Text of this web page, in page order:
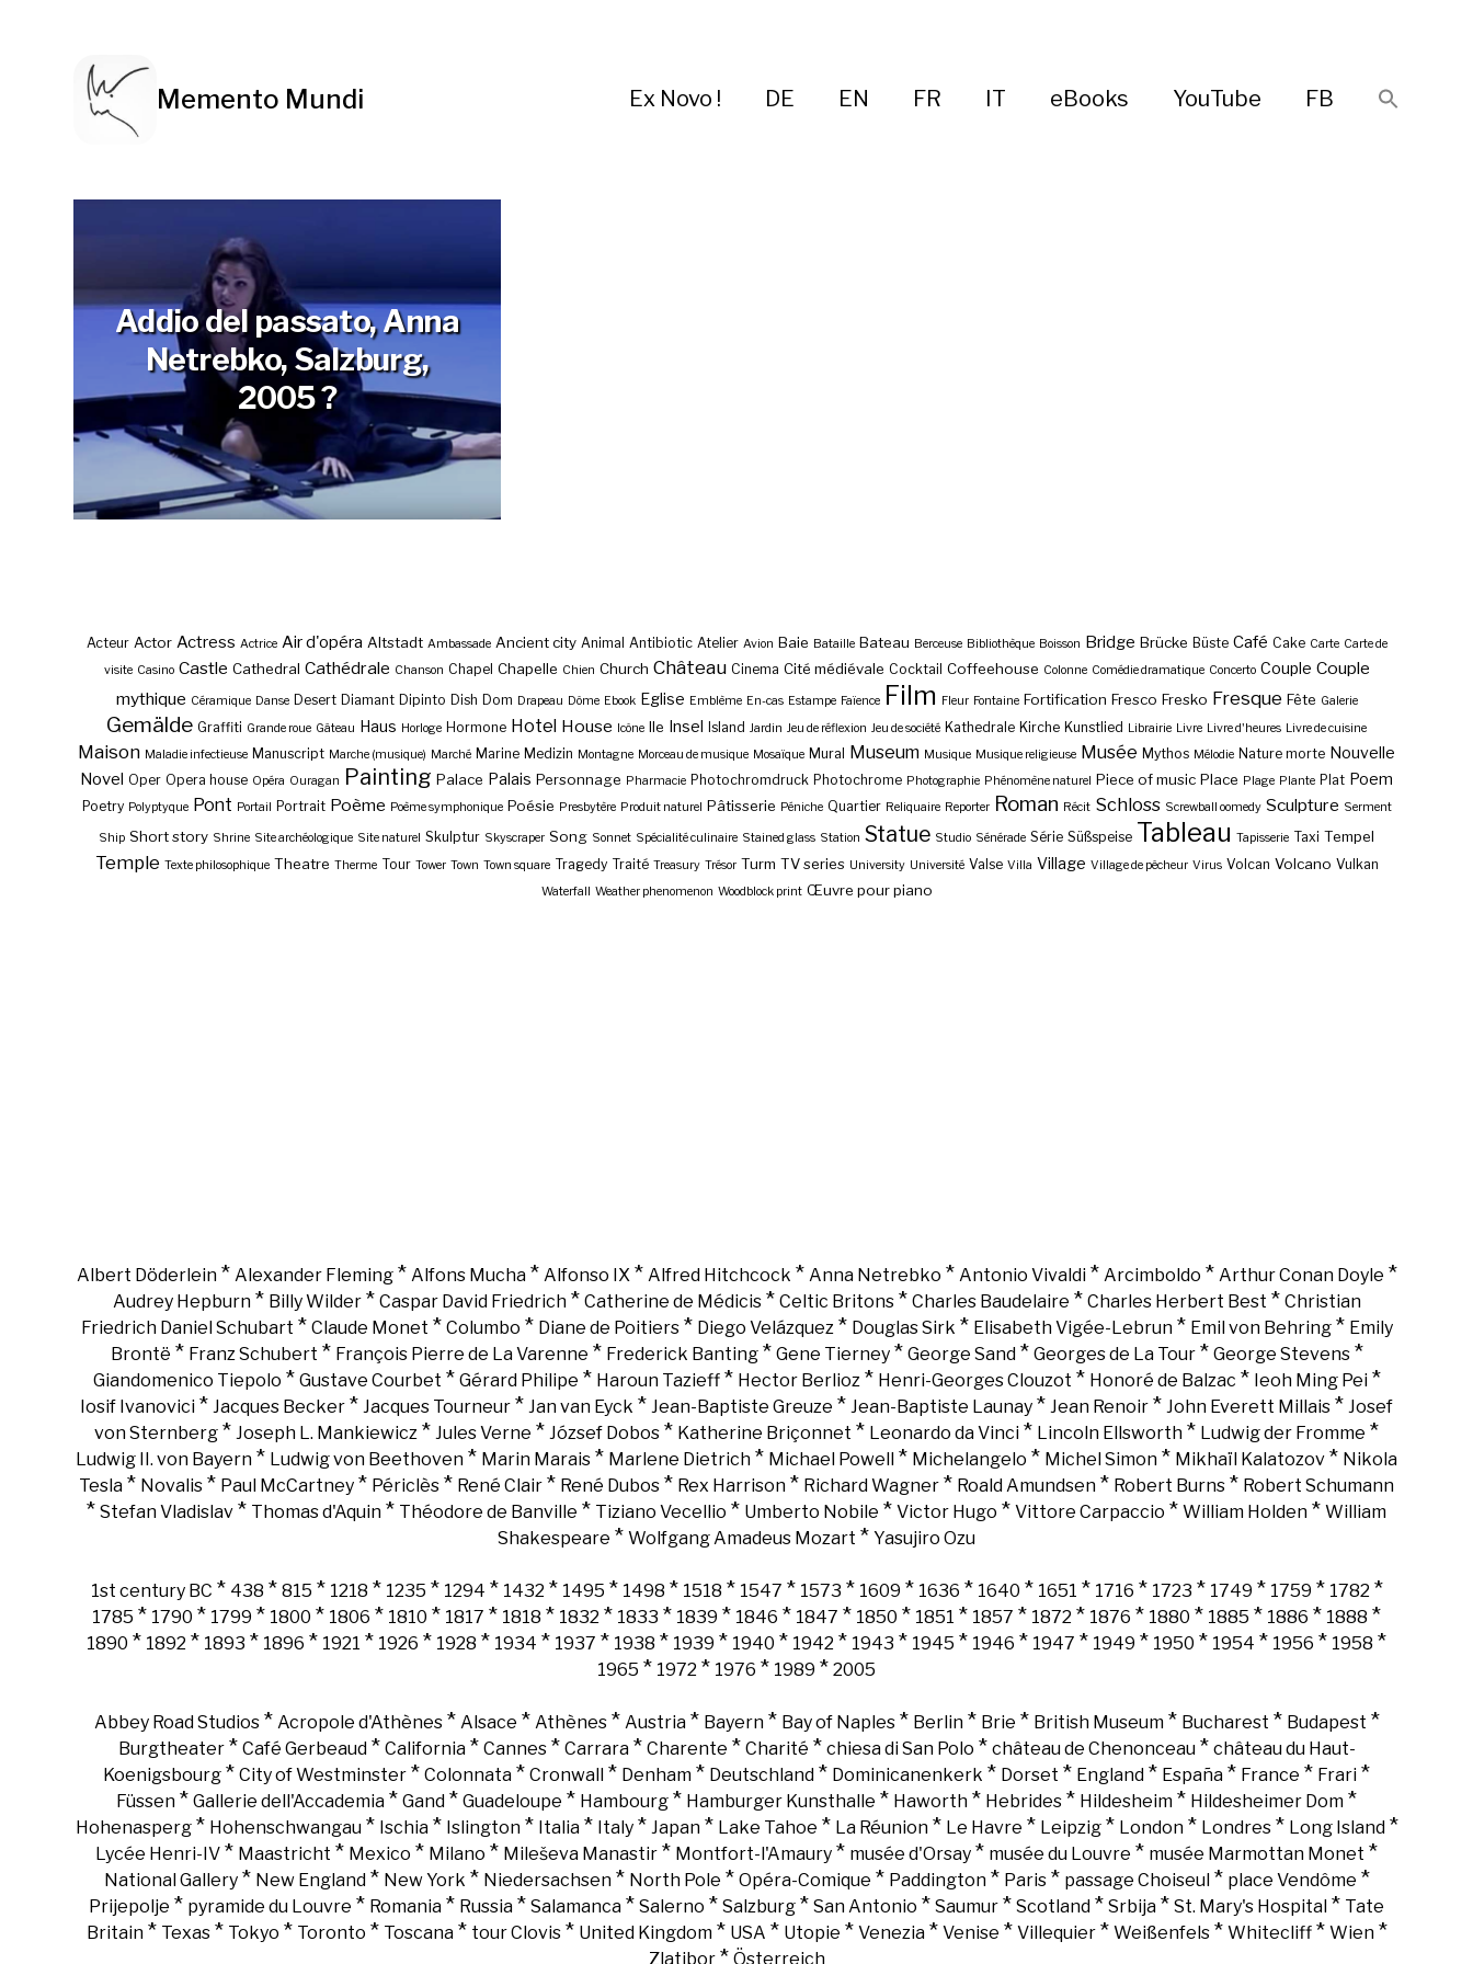
Memento Mundi Ex Novo ! DE EN FR IT eBooks YouTube FB
Addio del passato, Anna
Netrebko, Salzburg,
2005 ?
Acteur Actor Actress Actrice Air d'opéra Altstadt Ambassade Ancient city Animal Antibiotic Atelier Avion Baie Bataille Bateau Berceuse Bibliothèque Boisson Bridge Brücke Büste Café Cake Carte Carte de
visite Casino Castle Cathedral Cathédrale Chanson Chapel Chapelle Chien Church Château Cinema Cité médiévale Cocktail Coffeehouse Colonne Comédie dramatique Concerto Couple Couple
mythique Céramique Danse Desert Diamant Dipinto Dish Dom Drapeau Dôme Ebook Eglise Emblème En-cas Estampe Faïence Film Fleur Fontaine Fortification Fresco Fresko Fresque Fête Galerie
Gemälde Graffiti Grande roue Gâteau Haus Horloge Hormone Hotel House Icône Ile Insel Island Jardin Jeu de réflexion Jeu de société Kathedrale Kirche Kunstlied Librairie Livre Livre d'heures Livre de cuisine
Maison Maladie infectieuse Manuscript Marche (musique) Marché Marine Medizin Montagne Morceau de musique Mosaïque Mural Museum Musique Musique religieuse Musée Mythos Mélodie Nature morte Nouvelle
Novel Oper Opera house Opéra Ouragan Painting Palace Palais Personnage Pharmacie Photochromdruck Photochrome Photographie Phénomène naturel Piece of music Place Plage Plante Plat Poem
Poetry Polyptyque Pont Portail Portrait Poème Poème symphonique Poésie Presbytère Produit naturel Pâtisserie Péniche Quartier Reliquaire Reporter Roman Récit Schloss Screwball oomedy Sculpture Serment
Ship Short story Shrine Site archéologique Site naturel Skulptur Skyscraper Song Sonnet Spécialité culinaire Stained glass Station Statue Studio Sénérade Série Süßspeise Tableau Tapisserie Taxi Tempel
Temple Texte philosophique Theatre Therme Tour Tower Town Town square Tragedy Traité Treasury Trésor Turm TV series University Université Valse Villa Village Village de pêcheur Virus Volcan Volcano Vulkan
Waterfall Weather phenomenon Woodblock print Œuvre pour piano
Albert Döderlein* Alexander Fleming* Alfons Mucha* Alfonso IX* Alfred Hitchcock * Anna Netrebko * Antonio Vivaldi* Arcimboldo * Arthur Conan Doyle *
Audrey Hepburn* Billy Wilder* Caspar David Friedrich* Catherine de Médicis* Celtic Britons* Charles Baudelaire * Charles Herbert Best * Christian
Friedrich Daniel Schubart * Claude Monet * Columbo * Diane de Poitiers* Diego Velázquez* Douglas Sirk * Elisabeth Vigée-Lebrun* Emil von Behring* Emily
Brontë * Franz Schubert * François Pierre de La Varenne * Frederick Banting* Gene Tierney* George Sand* Georges de La Tour* George Stevens*
Giandomenico Tiepolo * Gustave Courbet * Gérard Philipe * Haroun Tazieff* Hector Berlioz* Henri-Georges Clouzot * Honoré de Balzac * Ieoh Ming Pei*
Iosif Ivanovici * Jacques Becker * Jacques Tourneur * Jan van Eyck * Jean-Baptiste Greuze * Jean-Baptiste Launay * Jean Renoir * John Everett Millais * Josef
von Sternberg * Joseph L. Mankiewicz * Jules Verne * József Dobos * Katherine Briçonnet * Leonardo da Vinci * Lincoln Ellsworth * Ludwig der Fromme *
Ludwig II. von Bayern * Ludwig von Beethoven * Marin Marais * Marlene Dietrich * Michael Powell * Michelangelo * Michel Simon * Mikhaïl Kalatozov * Nikola
Tesla * Novalis * Paul McCartney * Périclès * René Clair * René Dubos * Rex Harrison * Richard Wagner * Roald Amundsen * Robert Burns * Robert Schumann
* Stefan Vladislav * Thomas d'Aquin * Théodore de Banville * Tiziano Vecellio * Umberto Nobile * Victor Hugo * Vittore Carpaccio * William Holden * William
Shakespeare * Wolfgang Amadeus Mozart * Yasujiro Ozu
1st century BC * 438 * 815 * 1218 * 1235 * 1294 * 1432 * 1495 * 1498 * 1518 * 1547 * 1573 * 1609 * 1636 * 1640 * 1651 * 1716 * 1723 * 1749 * 1759 * 1782 *
1785 * 1790 * 1799 * 1800 * 1806 * 1810 * 1817 * 1818 * 1832 * 1833 * 1839 * 1846 * 1847 * 1850 * 1851 * 1857 * 1872 * 1876 * 1880 * 1885 * 1886 * 1888 *
1890 * 1892 * 1893 * 1896 * 1921 * 1926 * 1928 * 1934 * 1937 * 1938 * 1939 * 1940 * 1942 * 1943 * 1945 * 1946 * 1947 * 1949 * 1950 * 1954 * 1956 * 1958 *
1965 * 1972 * 1976 * 1989 * 2005
Abbey Road Studios* Acropole d'Athènes* Alsace * Athènes* Austria* Bayern* Bay of Naples* Berlin* Brie * British Museum* Bucharest * Budapest *
Burgtheater* Café Gerbeaud* California* Cannes* Carrara* Charente * Charité * chiesa di San Polo * château de Chenonceau* château du Haut-
Koenigsbourg * City of Westminster * Colonnata * Cronwall * Denham * Deutschland * Dominicanenkerk * Dorset * England * España * France * Frari *
Füssen * Gallerie dell'Accademia * Gand * Guadeloupe * Hambourg * Hamburger Kunsthalle * Haworth * Hebrides * Hildesheim * Hildesheimer Dom *
Hohenasperg* Hohenschwangau* Ischia* Islington* Italia* Italy* Japan* Lake Tahoe * La Réunion* Le Havre * Leipzig* London* Londres* Long Island*
Lycée Henri-IV * Maastricht * Mexico * Milano * Mileševa Manastir * Montfort-l'Amaury * musée d'Orsay * musée du Louvre * musée Marmottan Monet *
National Gallery* New England* New York * Niedersachsen* North Pole * Opéra-Comique * Paddington* Paris* passage Choiseul* place Vendôme *
Prijepolje * pyramide du Louvre * Romania * Russia * Salamanca * Salerno * Salzburg * San Antonio * Saumur * Scotland * Srbija * St. Mary's Hospital * Tate
Britain* Texas* Tokyo * Toronto * Toscana* tour Clovis* United Kingdom* USA * Utopie * Venezia* Venise * Villequier* Weißenfels* Whitecliff* Wien*
Zlatibor* Österreich